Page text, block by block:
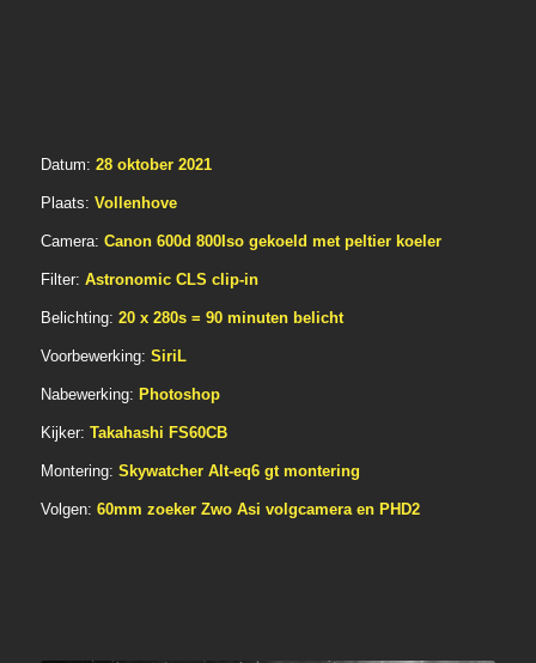
Datum: 28 oktober 2021
Plaats: Vollenhove
Camera: Canon 600d 800Iso gekoeld met peltier koeler
Filter: Astronomic CLS clip-in
Belichting: 20 x 280s = 90 minuten belicht
Voorbewerking: SiriL
Nabewerking: Photoshop
Kijker: Takahashi FS60CB
Montering: Skywatcher Alt-eq6 gt montering
Volgen: 60mm zoeker Zwo Asi volgcamera en PHD2